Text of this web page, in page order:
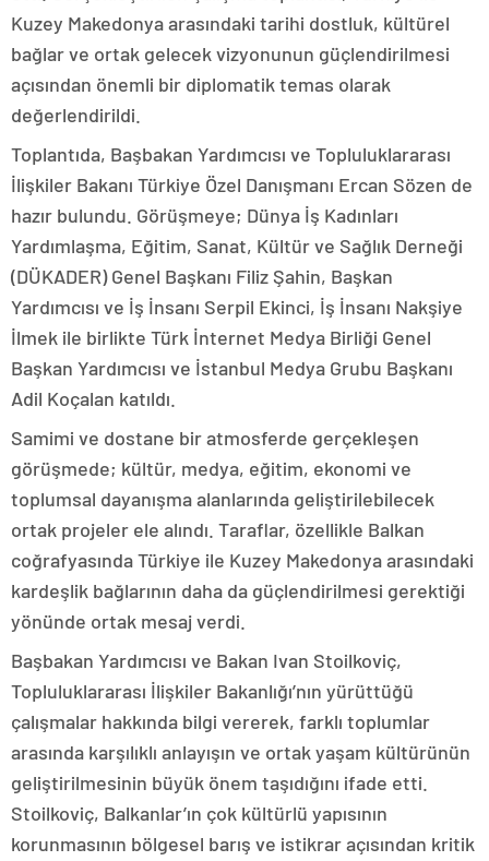
Kuzey Makedonya arasındaki tarihi dostluk, kültürel
bağlar ve ortak gelecek vizyonunun güçlendirilmesi
açısından önemli bir diplomatik temas olarak
değerlendirildi.
Toplantıda, Başbakan Yardımcısı ve Topluluklararası
İlişkiler Bakanı Türkiye Özel Danışmanı Ercan Sözen de
hazır bulundu. Görüşmeye; Dünya İş Kadınları
Yardımlaşma, Eğitim, Sanat, Kültür ve Sağlık Derneği
(DÜKADER) Genel Başkanı Filiz Şahin, Başkan
Yardımcısı ve İş İnsanı Serpil Ekinci, İş İnsanı Nakşiye
İlmek ile birlikte Türk İnternet Medya Birliği Genel
Başkan Yardımcısı ve İstanbul Medya Grubu Başkanı
Adil Koçalan katıldı.
Samimi ve dostane bir atmosferde gerçekleşen
görüşmede; kültür, medya, eğitim, ekonomi ve
toplumsal dayanışma alanlarında geliştirilebilecek
ortak projeler ele alındı. Taraflar, özellikle Balkan
coğrafyasında Türkiye ile Kuzey Makedonya arasındaki
kardeşlik bağlarının daha da güçlendirilmesi gerektiği
yönünde ortak mesaj verdi.
Başbakan Yardımcısı ve Bakan Ivan Stoilkoviç,
Topluluklararası İlişkiler Bakanlığı’nın yürüttüğü
çalışmalar hakkında bilgi vererek, farklı toplumlar
arasında karşılıklı anlayışın ve ortak yaşam kültürünün
geliştirilmesinin büyük önem taşıdığını ifade etti.
Stoilkoviç, Balkanlar’ın çok kültürlü yapısının
korunmasının bölgesel barış ve istikrar açısından kritik